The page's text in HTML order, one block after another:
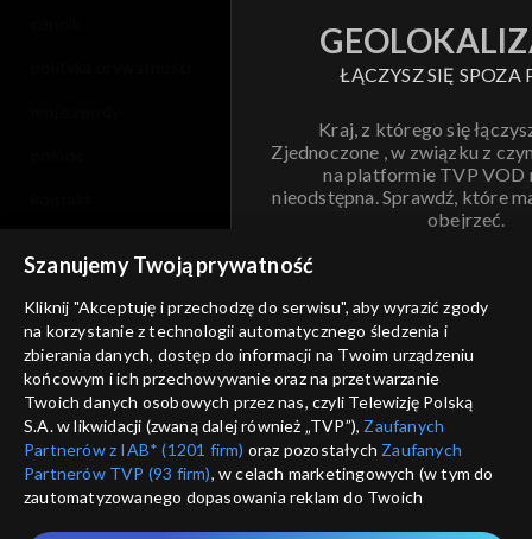
ŁĄCZYSZ SIĘ SPOZA
Kraj, z którego się
Zjednoczone , w związku z
na platformie TVP VOD
nieodstępna. Sprawdź, które
obejrzeć.
ANULUJ
informacje o dostawcy usług
Szanujemy Twoją prywatność
Kliknij "Akceptuję i przechodzę do serwisu", aby wyrazić zgody
na korzystanie z technologii automatycznego śledzenia i
zbierania danych, dostęp do informacji na Twoim urządzeniu
końcowym i ich przechowywanie oraz na przetwarzanie
Twoich danych osobowych przez nas, czyli Telewizję Polską
S.A. w likwidacji (zwaną dalej również „TVP”), Zaufanych
Partnerów z IAB* (1201 firm) oraz pozostałych Zaufanych
Partnerów TVP (93 firm), w celach marketingowych (w tym do
zautomatyzowanego dopasowania reklam do Twoich